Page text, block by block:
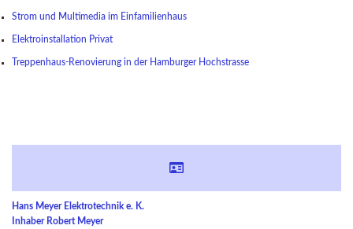
Strom und Multimedia im Einfamilienhaus
Elektroinstallation Privat
Treppenhaus-Renovierung in der Hamburger Hochstrasse
Hans Meyer Elektrotechnik e. K.
Inhaber Robert Meyer